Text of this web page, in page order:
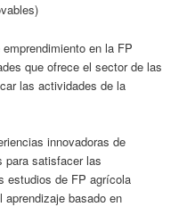
en la FP
que ofrece el sector de las
las actividades de la
innovadoras de
para satisfacer las
estudios de FP agrícola
aprendizaje basado en